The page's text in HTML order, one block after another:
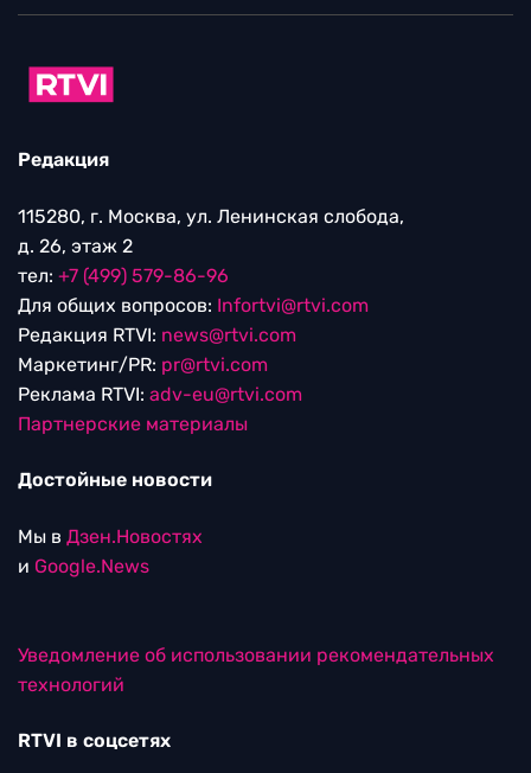
Редакция
115280, г. Москва, ул. Ленинская слобода,
д. 26, этаж 2
тел: +7 (499) 579-86-96
Для общих вопросов: Infortvi@rtvi.com
Редакция RTVI: news@rtvi.com
Маркетинг/PR: pr@rtvi.com
Реклама RTVI: adv-eu@rtvi.com
Партнерские материалы
Достойные новости
Мы в Дзен.Новостях
и Google.News
Уведомление об использовании рекомендательных
технологий
RTVI в соцсетях